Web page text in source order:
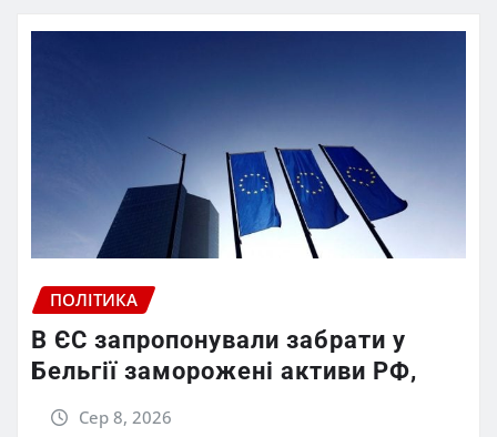
ПОЛІТИКА
В ЄС запропонували забрати у
Бельгії заморожені активи РФ,
Сер 8, 2026